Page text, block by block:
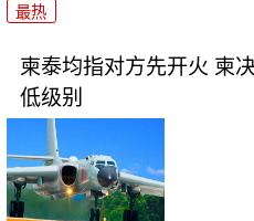
最热
柬泰均指对方先开火 柬
低级别